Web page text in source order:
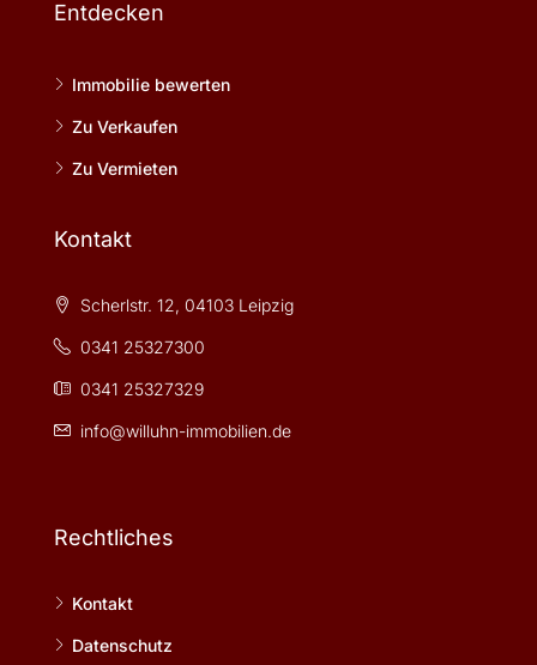
Entdecken
Immobilie bewerten
Zu Verkaufen
Zu Vermieten
Kontakt
Scherlstr. 12, 04103 Leipzig
0341 25327300
0341 25327329
info@willuhn-immobilien.de
Rechtliches
Kontakt
Datenschutz